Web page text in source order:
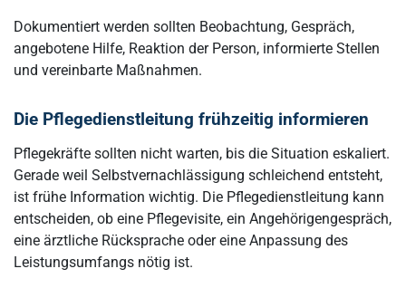
Dokumentiert werden sollten Beobachtung, Gespräch,
angebotene Hilfe, Reaktion der Person, informierte Stellen
und vereinbarte Maßnahmen.
Die Pflegedienstleitung frühzeitig informieren
Pflegekräfte sollten nicht warten, bis die Situation eskaliert.
Gerade weil Selbstvernachlässigung schleichend entsteht,
ist frühe Information wichtig. Die Pflegedienstleitung kann
entscheiden, ob eine Pflegevisite, ein Angehörigengespräch,
eine ärztliche Rücksprache oder eine Anpassung des
Leistungsumfangs nötig ist.